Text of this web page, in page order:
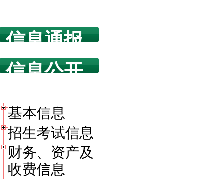
信息通报
信息公开
基本信息
招生考试信息
财务、资产及
收费信息